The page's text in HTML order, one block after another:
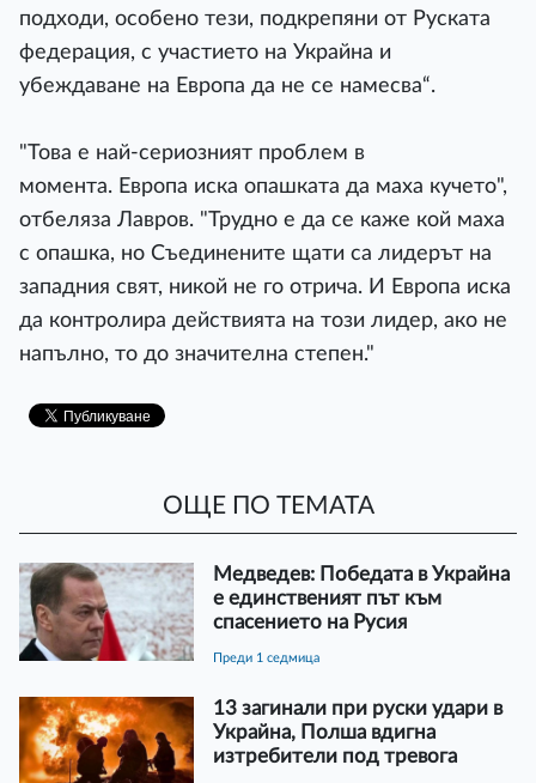
подходи, особено тези, подкрепяни от Руската
федерация, с участието на Украйна и
убеждаване на Европа да не се намесва“.
"Това е най-сериозният проблем в
момента. Европа иска опашката да маха кучето",
отбеляза Лавров. "Трудно е да се каже кой маха
с опашка, но Съединените щати са лидерът на
западния свят, никой не го отрича. И Европа иска
да контролира действията на този лидер, ако не
напълно, то до значителна степен."
ОЩЕ ПО ТЕМАТА
Медведев: Победата в Украйна
е единственият път към
спасението на Русия
преди 1 седмица
13 загинали при руски удари в
Украйна, Полша вдигна
изтребители под тревога